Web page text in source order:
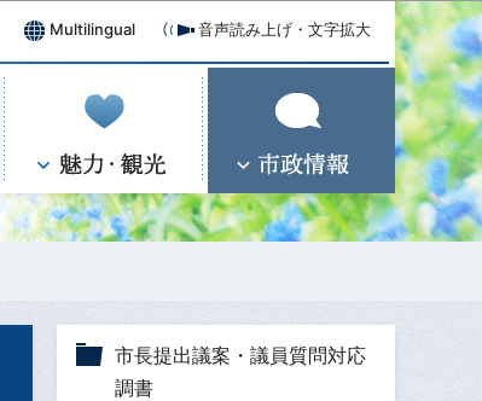
Multilingual 音声読み上げ・文字拡大
市長提出議案・議員質問対応
調書